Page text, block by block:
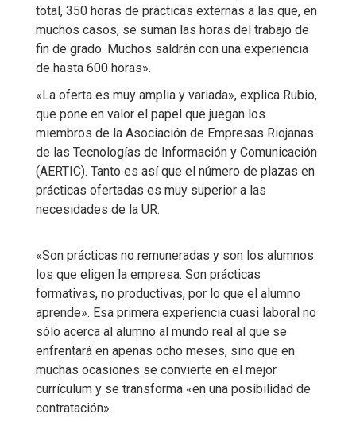
total, 350 horas de prácticas externas a las que, en
muchos casos, se suman las horas del trabajo de
fin de grado. Muchos saldrán con una experiencia
de hasta 600 horas».
«La oferta es muy amplia y variada», explica Rubio,
que pone en valor el papel que juegan los
miembros de la Asociación de Empresas Riojanas
de las Tecnologías de Información y Comunicación
(AERTIC). Tanto es así que el número de plazas en
prácticas ofertadas es muy superior a las
necesidades de la UR.
«Son prácticas no remuneradas y son los alumnos
los que eligen la empresa. Son prácticas
formativas, no productivas, por lo que el alumno
aprende». Esa primera experiencia cuasi laboral no
sólo acerca al alumno al mundo real al que se
enfrentará en apenas ocho meses, sino que en
muchas ocasiones se convierte en el mejor
currículum y se transforma «en una posibilidad de
contratación».